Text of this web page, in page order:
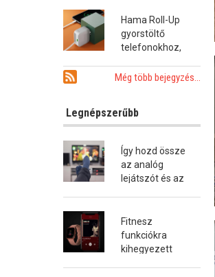
Hama Roll-Up
gyorstöltő
telefonokhoz,
notebookokhoz
Még több bejegyzés...
Legnépszerűbb
Így hozd össze
az analóg
lejátszót és az
Fitnesz
funkciókra
kihegyezett